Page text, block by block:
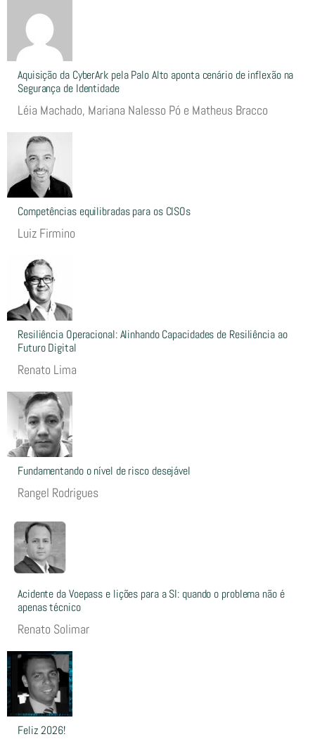
Aquisição da CyberArk pela Palo Alto aponta cenário de inflexão na
Segurança de Identidade
Léia Machado, Mariana Nalesso Pó e Matheus Bracco
Competências equilibradas para os CISOs
Luiz Firmino
Resiliência Operacional: Alinhando Capacidades de Resiliência ao
Futuro Digital
Renato Lima
Fundamentando o nível de risco desejável
Rangel Rodrigues
Acidente da Voepass e lições para a SI: quando o problema não é
apenas técnico
Renato Solimar
Feliz 2026!